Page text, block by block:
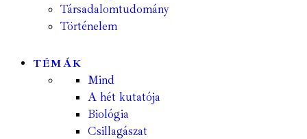
Társadalomtudomány
Történelem
TÉMÁK
Mind
A hét kutatója
Biológia
Csillagászat